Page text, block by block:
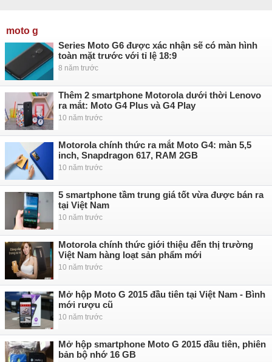
moto g
Series Moto G6 được xác nhận sẽ có màn hình
toàn mặt trước với tỉ lệ 18:9
8 năm trước
Thêm 2 smartphone Motorola dưới thời Lenovo
ra mắt: Moto G4 Plus và G4 Play
10 năm trước
Motorola chính thức ra mắt Moto G4: màn 5,5
inch, Snapdragon 617, RAM 2GB
10 năm trước
5 smartphone tầm trung giá tốt vừa được bán ra
tại Việt Nam
10 năm trước
Motorola chính thức giới thiệu đến thị trường
Việt Nam hàng loạt sản phẩm mới
10 năm trước
Mở hộp Moto G 2015 đầu tiên tại Việt Nam - Bình
mới rượu cũ
10 năm trước
Mở hộp smartphone Moto G 2015 đầu tiên, phiên
bản bộ nhớ 16 GB